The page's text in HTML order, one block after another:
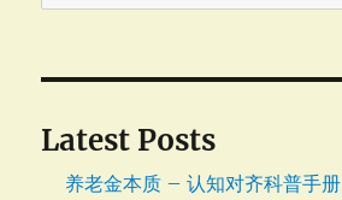
Latest Posts
养老金本质 – 认知对齐科普手册